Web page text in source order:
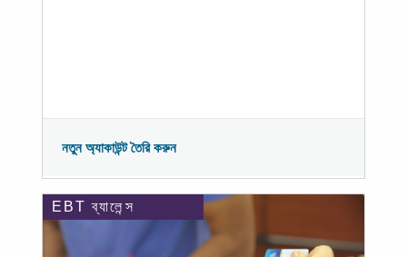
নতুন অ্যাকাউন্ট তৈরি করুন
EBT ব্যালেন্স